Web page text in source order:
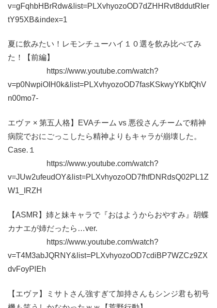
v=gFqhbHBrRdw&list=PLXvhyozoOD7dZHHRvt8ddutRIer
tY95XB&index=1
夏に飲みたい！レモンチューハイ１０選を飲み比べてみ
た！【前編】
https://www.youtube.com/watch?
v=p0NwpiOIH0k&list=PLXvhyozoOD7fasKSkwyYKbfQhV
n00mo7-
エヴァ × 第五人格】EVAチーム vs 悪役さんチームで精神
病院でおにごっこしたら精神よりもキャラが崩壊した。
Case.１
https://www.youtube.com/watch?
v=JUw2ufeudOY&list=PLXvhyozoOD7fhfDNRdsQ02PL1Z
W1_IRZH
【ASMR】姉と妹キャラで『おはようからおやすみ』胡蝶
カナエが姉だったら…ver.
https://www.youtube.com/watch?
v=T4M3abJQRNY&list=PLXvhyozoOD7cdiBP7WZCz9ZX
dvFoyPlEh
【エヴァ】ミサトさん強すぎて加持さんもシンジ君も初号